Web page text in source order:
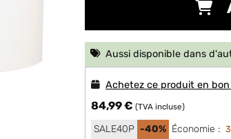
Aussi disponible dans
Achetez ce produit en
84,99 € (TVA incluse)
SALE40P -40% Économie :